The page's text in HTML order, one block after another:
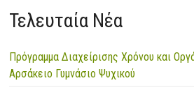
Τελευταία Νέα
Πρόγραμμα Διαχείρισης Χρόνου και
Αρσάκειο Γυμνάσιο Ψυχικού